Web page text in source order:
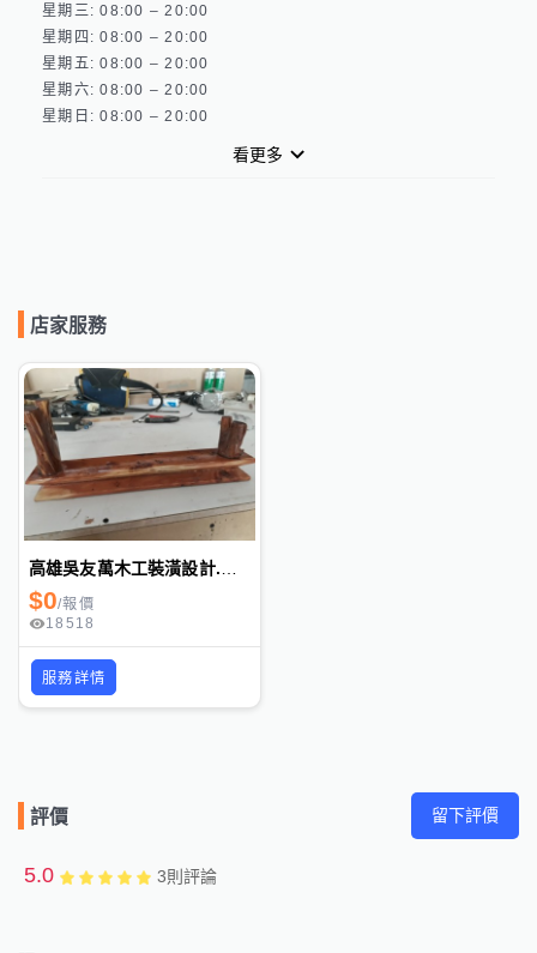
星期三: 08:00 – 20:00
星期四: 08:00 – 20:00
星期五: 08:00 – 20:00
星期六: 08:00 – 20:00
看更多
店家服務
高雄吳友萬木工裝潢設計.高雄裝潢高雄木工設計高雄裝潢木工高雄裝潢師傅高雄裝潢師父高雄便宜室
$0/報價
18518
服務詳情
評價 留下評價
5.0 3則評論